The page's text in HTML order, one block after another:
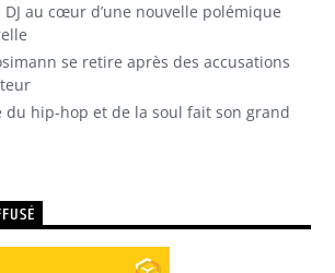
au cœur d’une nouvelle polémique
se retire après des accusations
du hip-hop et de la soul fait son grand